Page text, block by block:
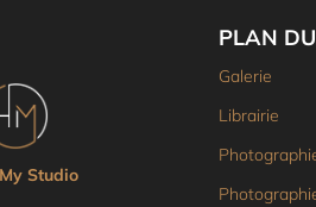
Studio
PLAN
Galerie
Librairie